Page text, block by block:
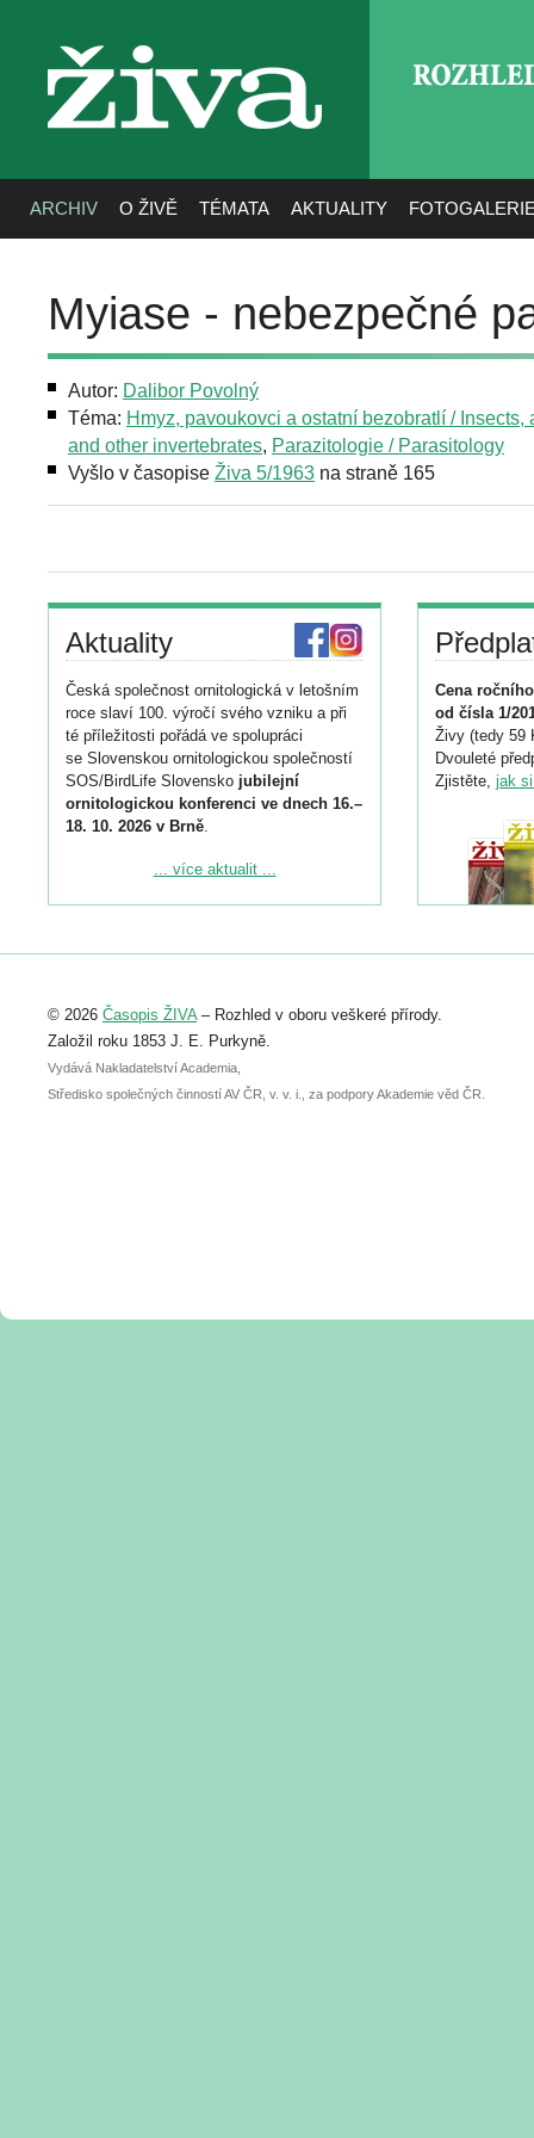
živa
ARCHIV O ŽIVĚ TÉMATA AKTUALITY
Myiase - nebezpečné
Autor: Dalibor Povolný
Téma: Hmyz, pavoukovci a ostatní bezobratlí / Insects,
and other invertebrates, Parazitologie / Parasitology
Vyšlo v časopise Živa 5/1963 na straně 165
Aktuality
Česká společnost ornitologická v letošním
roce slaví 100. výročí svého vzniku a při
té příležitosti pořádá ve spolupráci
se Slovenskou ornitologickou společností
SOS/BirdLife Slovensko jubilejní
ornitologickou konferenci ve dnech 16.–
18. 10. 2026 v Brně.
Podrobnější informace ke konferenci
Registrovat se můžete do 6. září.
abstraktu přihlášené přednášky nebo
posteru je už 30. června.
... více aktualit ...
Cena
od čísla 1/
Živy (tedy 59
Dvouleté
Zjistěte, jak
© 2026 Časopis ŽIVA– Rozhled v oboru veškeré přírody.
Založil roku 1853 J. E. Purkyně.
Vydává Nakladatelství Academia,
Středisko společných činností AV ČR, v. v. i., za podpory Akademie věd ČR.